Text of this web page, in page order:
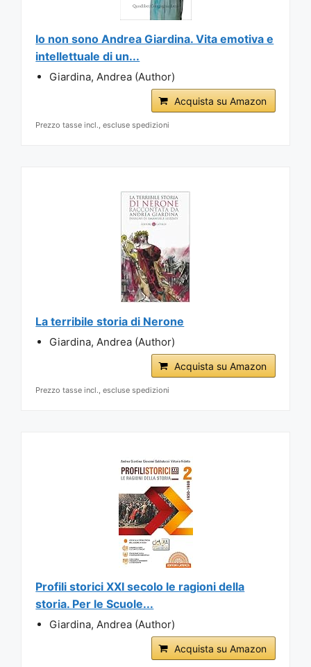
Io non sono Andrea Giardina. Vita emotiva e
intellettuale di un...
Giardina, Andrea (Author)
Acquista su Amazon
Prezzo tasse incl., escluse spedizioni
La terribile storia di Nerone
Giardina, Andrea (Author)
Acquista su Amazon
Prezzo tasse incl., escluse spedizioni
Profili storici XXI secolo le ragioni della
storia. Per le Scuole...
Giardina, Andrea (Author)
Acquista su Amazon